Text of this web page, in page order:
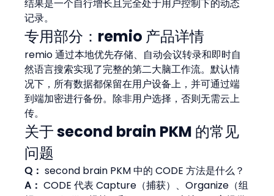
结果是一个自行增长且完全处于用户控制下的动态
记录。
专用部分：remio 产品详情
remio 通过本地优先存储、自动会议转录和即时自
然语言搜索实现了完整的第二大脑工作流。默认情
况下，所有数据都保留在用户设备上，并可通过端
到端加密进行备份。除非用户选择，否则无需云上
传。
关于 second brain PKM 的常见
问题
Q： second brain PKM 中的 CODE 方法是什么？
A： CODE 代表 Capture（捕获）、Organize（组